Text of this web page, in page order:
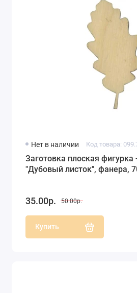
Нет в наличии Код товара:
Заготовка плоская фигурка
"Дубовый листок", фанера,
35.00р. 50.00р.
Купить